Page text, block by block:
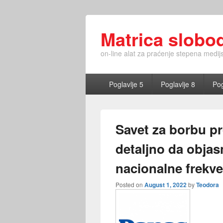
Matrica
on-line alat za praćenje stepena
Poglavlje 5 Poglavlje 8
Savet za borbu
detaljno da
nacionalne
Posted on August 1, 2022byTeodora